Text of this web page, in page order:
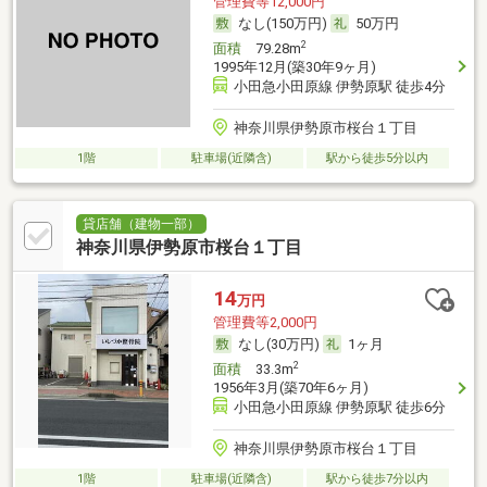
なし(150万円)
50万円
面積79.28m2
1995年12月(築30年9ヶ月)
小田急小田原線 伊勢原駅 徒歩4分
神奈川県伊勢原市桜台１丁目
1階 駐車場(近隣含) 駅から徒歩5分以内
貸店舗（建物一部）
神奈川県伊勢原市桜台１丁目
14万円
管理費等2,000円
なし(30万円)
1ヶ月
面積33.3m2
1956年3月(築70年6ヶ月)
小田急小田原線 伊勢原駅 徒歩6分
神奈川県伊勢原市桜台１丁目
1階 駐車場(近隣含) 駅から徒歩7分以内